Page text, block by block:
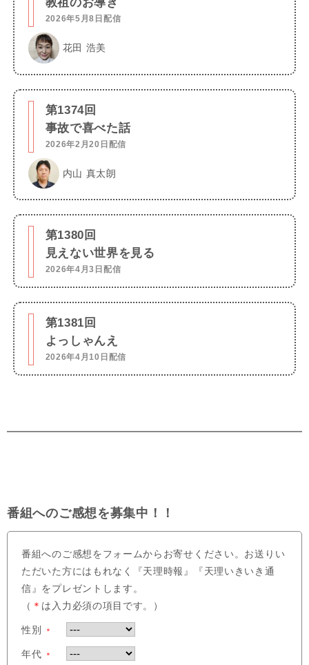
2026年5月8日配信
花田 浩美
第1374回
事故で喜べた話
2026年2月20日配信
内山 真太朗
第1380回
見えない世界を見る
2026年4月3日配信
第1381回
よっしゃんえ
2026年4月10日配信
番組へのご感想を募集中！！
番組へのご感想をフォームからお寄せください。お送りい
ただいた方にはもれなく『天理時報』『天理いきいき通
信』をプレゼントします。
（ ＊ は入力必須の項目です。）
性別 ＊
年代 ＊